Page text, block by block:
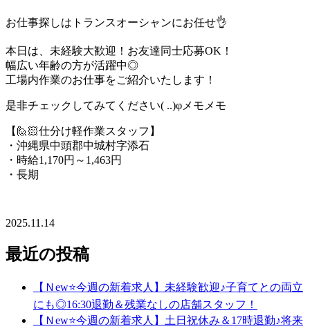
お仕事探しはトランスオーシャンにお任せ👌
本日は、未経験大歓迎！お友達同士応募OK！
幅広い年齢の方が活躍中◎
工場内作業のお仕事をご紹介いたします！
是非チェックしてみてください( ..)φメモメモ
【🙋🏻仕分け軽作業スタッフ】
・沖縄県中頭郡中城村字添石
・時給1,170円～1,463円
・長期
2025.11.14
最近の投稿
【Ｎew⭐今週の新着求人】未経験歓迎♪子育てとの両立
にも◎16:30退勤＆残業なしの店舗スタッフ！
【Ｎew⭐今週の新着求人】土日祝休み＆17時退勤♪将来